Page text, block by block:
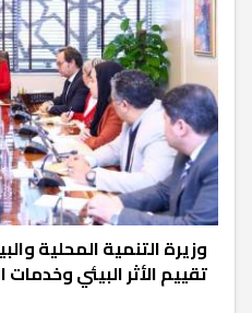
وزيرة التنمية المحلية
تقييم الأثر البيئي